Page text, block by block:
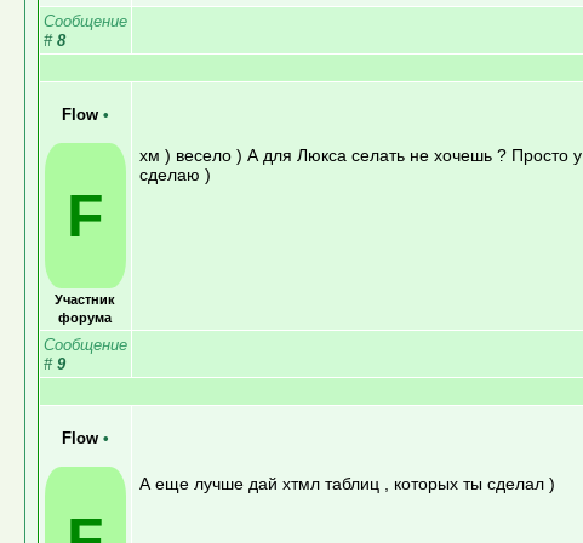
Сообщение
# 8
Flow •
F
Участник
форума
хм ) весело ) А для Люкса селать не хочешь ? Просто
сделаю )
Сообщение
# 9
Flow •
А еще лучше дай хтмл таблиц , которых ты сделал )